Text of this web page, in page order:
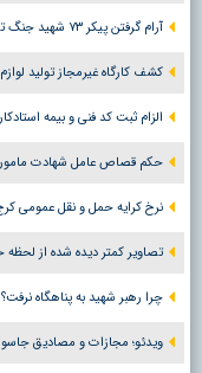
آرام گرفتن پیکر ۷۳ شهید جنگ تحمیلی در جوار امامزادگان استان البرز
کشف کارگاه غیرمجاز تولید
الزام ثبت کد فنی و بیمه
حکم قصاص عامل شهادت مامور
نرخ کرایه حمل و نقل عمومی
تصاویر کمتر دیده شده از لحظه
چرا رهبر شهید به پناهگاه نرفت؟
ویدئو؛ مجازات و مصادیق